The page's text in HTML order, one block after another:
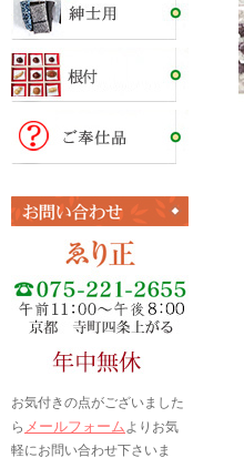
お気付きの点がございました
ら メールフォームよりお気
軽にお問い合わせ下さいま